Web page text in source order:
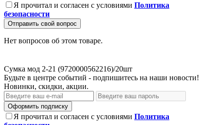
Я прочитал и согласен с условиями Политика
безопасности
Отправить свой вопрос
Нет вопросов об этом товаре.
Сумка мод 2-21 (9720000562216)/20шт
Будьте в центре событий - подпишитесь на наши новости!
Новинки, скидки, акции.
Оформить подписку
Я прочитал и согласен с условиями Политика